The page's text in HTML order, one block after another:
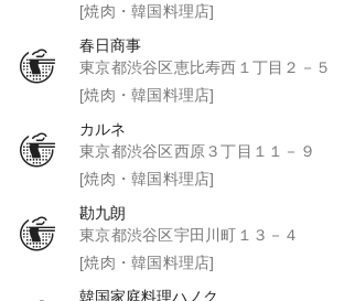
[焼肉・韓国料理店]
春日商事
東京都渋谷区恵比寿西１丁目２－５
[焼肉・韓国料理店]
カルネ
東京都渋谷区西原３丁目１１－９
[焼肉・韓国料理店]
勘九朗
東京都渋谷区宇田川町１３－４
[焼肉・韓国料理店]
韓国家庭料理ハノク